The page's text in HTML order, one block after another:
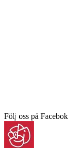
Följ oss på Facebok